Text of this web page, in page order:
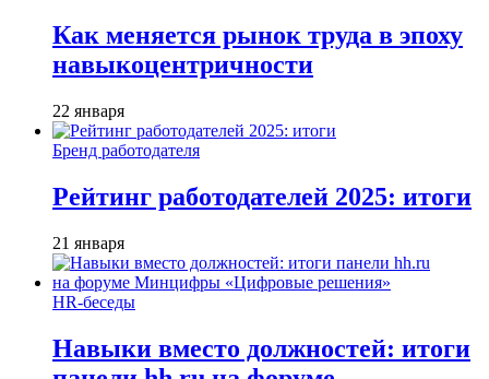
Как меняется рынок труда в эпоху
навыкоцентричности
22 января
Бренд работодателя
Рейтинг работодателей 2025: итоги
21 января
HR-беседы
Навыки вместо должностей: итоги